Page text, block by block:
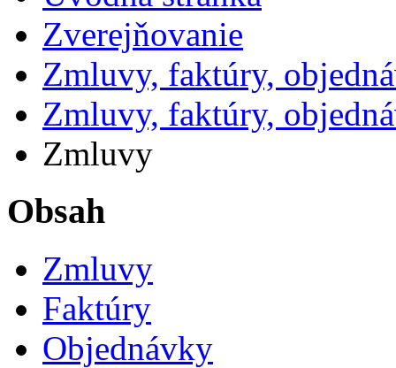
Zverejňovanie
Zmluvy, faktúry,
Zmluvy, faktúry,
Zmluvy
Obsah
Zmluvy
Faktúry
Objednávky